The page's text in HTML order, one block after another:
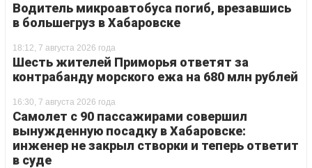
Водитель микроавтобуса погиб, врезавшись
в большегруз в Хабаровске
18:12, 7 августа 2026 года
Шесть жителей Приморья ответят за
контрабанду морского ежа на 680 млн рублей
16:30, 7 августа 2026 года
Самолет с 90 пассажирами совершил
вынужденную посадку в Хабаровске:
инженер не закрыл створки и теперь ответит
в суде